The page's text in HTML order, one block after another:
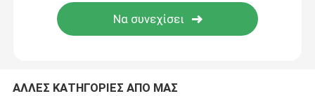
Βαλβίδες εκτόξευσης παλμού
ΑΛΛΕΣ ΚΑΤΗΓΟΡΙΕΣ ΑΠΟ ΜΑΣ